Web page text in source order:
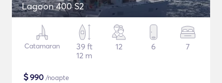
Lagoon 400 S2
Catamaran
39 ft
12 m
12 6 7
$990 /noapte